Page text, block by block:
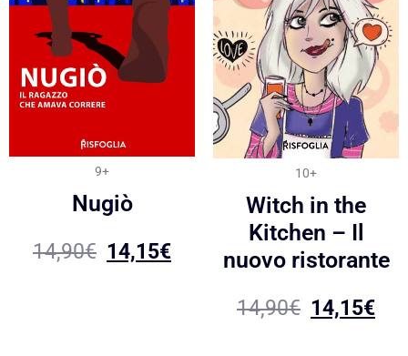
9+
Nugiò
14,90€ 14,15€
10+
Witch in the
Kitchen – Il
nuovo ristorante
14,90€ 14,15€